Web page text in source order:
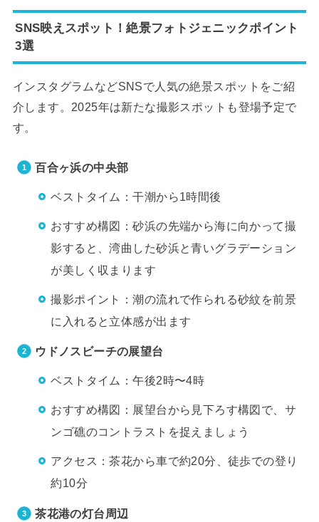
SNS映えスポット！絶景フォトジェニックポイント
3選
インスタグラムなどSNSで人気の絶景スポットをご紹
介します。2025年は新たな撮影スポットも登場予定で
す。
百合ヶ浜の中央部
ベストタイム：干潮から1時間後
おすすめ構図：砂浜の先端から海に向かって撮
影すると、湾曲した砂浜と青いグラデーション
が美しく収まります
撮影ポイント：潮の流れで作られる砂紋を前景
に入れると立体感が出ます
ウドノスビーチの展望台
ベストタイム：午後2時〜4時
おすすめ構図：展望台から見下ろす構図で、サ
ンゴ礁のコントラストを捉えましょう
アクセス：茶花から車で約20分、徒歩での登り
約10分
茶花港の灯台周辺